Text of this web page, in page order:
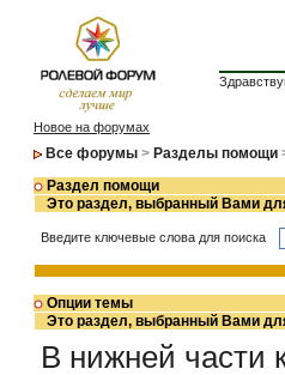
Новое на форумах
Все форумы > Разделы помощи
Раздел помощи
Это раздел, выбранный Вами
Введите ключевые слова для поиска
Опции темы
Это раздел, выбранный Вами
В нижней части